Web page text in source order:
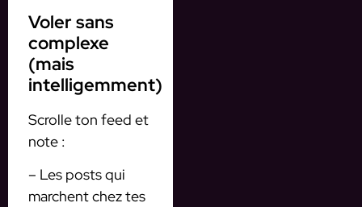
Voler sans
complexe
(mais
intelligemment)
Scrolle ton feed et
note :
– Les posts qui
marchent chez tes